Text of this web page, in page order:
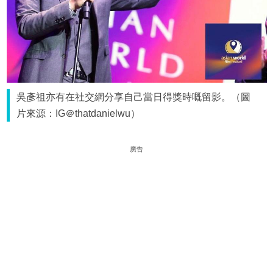
吳彥祖亦有在社交網分享自己當日得獎時嘅留影。（圖
片來源：IG＠thatdanielwu）
廣告